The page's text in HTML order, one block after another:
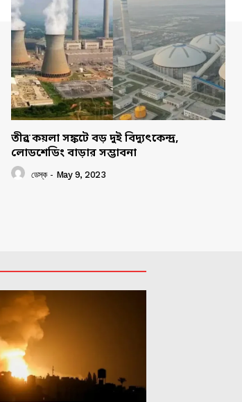
তীব্র কয়লা সঙ্কটে বড় দুই বিদ্যুৎকেন্দ্র,
লোডশেডিং বাড়ার সম্ভাবনা
ডেস্ক - May 9, 2023